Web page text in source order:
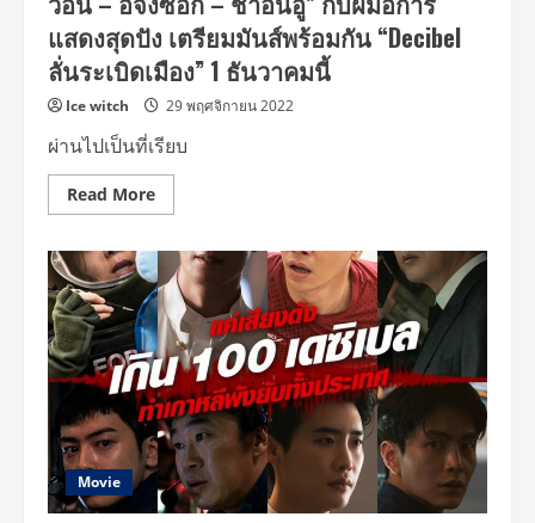
แสดงสุดปัง เตรียมมันส์พร้อมกัน “Decibel
ลั่นระเบิดเมือง” 1 ธันวาคมนี้
Ice witch 29 พฤศจิกายน 2022
ผ่านไปเป็นที่เรียบ
Read MoreRead
more
ชม
ดัง
สนั่น
รีวิว
เดือด
ท่วม
โซ
เชีย
ล
“เดือด
ระทึก
ซึ้ง”
มา
ครบ
ไม่
ช็อตฟีล
Movie